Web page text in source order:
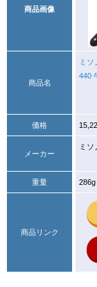
商品画像
商品名
ミソ
440
価格
メーカー
ミソ
重量 286g
商品リンク